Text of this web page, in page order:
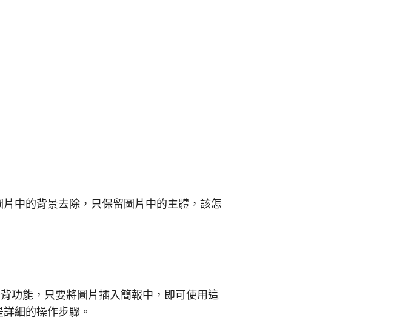
中的背景去除，只保留圖片中的主體，該怎
功能，只要將圖片插入簡報中，即可使用這
細的操作步驟。